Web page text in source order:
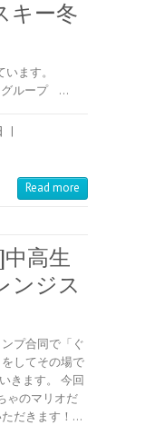
キー冬
ています。
グループ …
|
Read more
高生
ンジス
プ合同で「ぐ
してその場で
きます。 今回
ゃのマリオだ
ただきます！…